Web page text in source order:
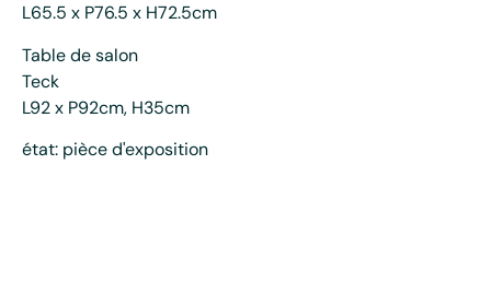
L65.5 x P76.5 x H72.5cm
Table de salon
Teck
L92 x P92cm, H35cm
état: pièce d'exposition